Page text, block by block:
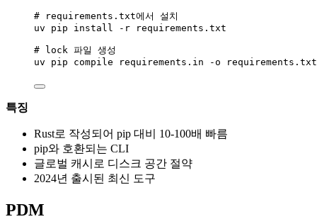
# requirements.txt에서 설치
uv
pip install -r requirements.txt
# lock 파일 생성
uv
pip compile requirements.in -o requirements.txt
특징
Rust로 작성되어 pip 대비 10-100배 빠름
pip와 호환되는 CLI
글로벌 캐시로 디스크 공간 절약
2024년 출시된 최신 도구
PDM